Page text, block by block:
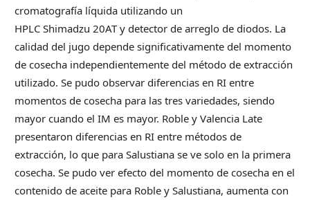
cromatografía líquida utilizando un
HPLC Shimadzu 20AT y detector de arreglo de diodos. La
calidad del jugo depende significativamente del momento
de cosecha independientemente del método de extracción
utilizado. Se pudo observar diferencias en RI entre
momentos de cosecha para las tres variedades, siendo
mayor cuando el IM es mayor. Roble y Valencia Late
presentaron diferencias en RI entre métodos de
extracción, lo que para Salustiana se ve solo en la primera
cosecha. Se pudo ver efecto del momento de cosecha en el
contenido de aceite para Roble y Salustiana, aumenta con